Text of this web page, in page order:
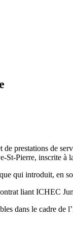
prestations de
St-Pierre, inscrite
qui introduit, en
liant ICHEC
dans le cadre